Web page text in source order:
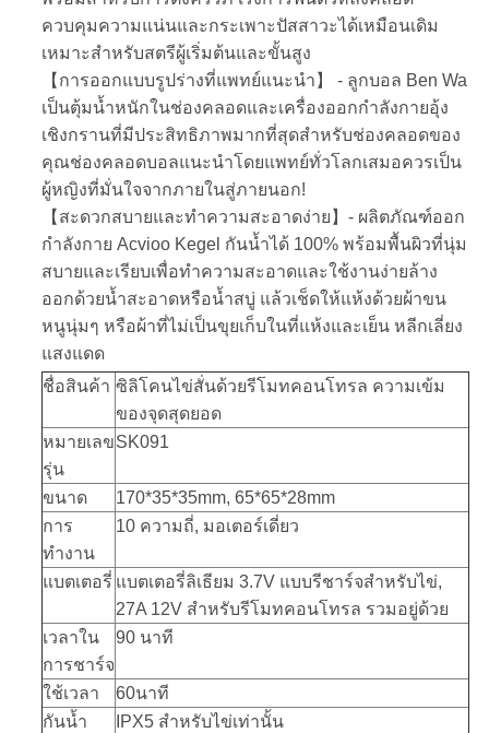
ควบคุมความแน่นและกระเพาะปัสสาวะได้เหมือนเดิม
เหมาะสำหรับสตรีผู้เริ่มต้นและขั้นสูง
【การออกแบบรูปร่างที่แพทย์แนะนำ】 - ลูกบอล Ben Wa
เป็นตุ้มน้ำหนักในช่องคลอดและเครื่องออกกำลังกายอุ้ง
เชิงกรานที่มีประสิทธิภาพมากที่สุดสำหรับช่องคลอดของ
คุณช่องคลอดบอลแนะนำโดยแพทย์ทั่วโลกเสมอควรเป็น
ผู้หญิงที่มั่นใจจากภายในสู่ภายนอก!
【สะดวกสบายและทำความสะอาดง่าย】- ผลิตภัณฑ์ออก
กำลังกาย Acvioo Kegel กันน้ำได้ 100% พร้อมพื้นผิวที่นุ่ม
สบายและเรียบเพื่อทำความสะอาดและใช้งานง่ายล้าง
ออกด้วยน้ำสะอาดหรือน้ำสบู่ แล้วเช็ดให้แห้งด้วยผ้าขน
หนูนุ่มๆ หรือผ้าที่ไม่เป็นขุยเก็บในที่แห้งและเย็น หลีกเลี่ยง
แสงแดด
ชื่อสินค้า ซิลิโคนไข่สั่นด้วยรีโมทคอนโทรล ความเข้ม
ของจุดสุดยอด
หมายเลข
รุ่น
SK091
ขนาด
170*35*35mm, 65*65*28mm
การ
ทำงาน
10 ความถี่, มอเตอร์เดี่ยว
แบตเตอรี่ แบตเตอรี่ลิเธียม 3.7V แบบรีชาร์จสำหรับไข่,
27A 12V สำหรับรีโมทคอนโทรล รวมอยู่ด้วย
เวลาใน
การชาร์จ
90 นาที
ใช้เวลา
60นาที
กันน้ำ
IPX5 สำหรับไข่เท่านั้น